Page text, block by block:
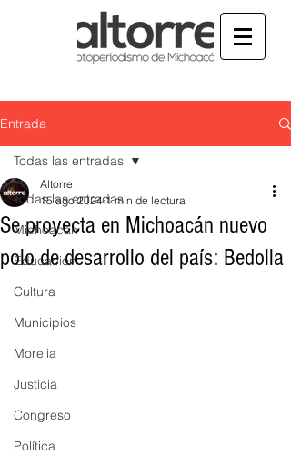
Entrada
Todas las entradas
Michoacán
Educación
Cultura
Municipios
Morelia
Justicia
Congreso
Política
Todas las entradas
Se proyecta en Michoacán nuevo
polo de desarrollo del país: Bedolla
Altorre
15 ago 2024 1 min de lectura